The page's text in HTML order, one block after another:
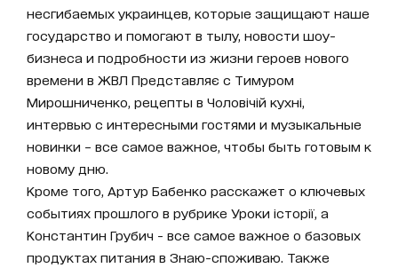
несгибаемых украинцев, которые защищают наше
государство и помогают в тылу, новости шоу-
бизнеса и подробности из жизни героев нового
времени в ЖВЛ Представляє с Тимуром
Мирошниченко, рецепты в Чоловічій кухні,
интервью с интересными гостями и музыкальные
новинки – все самое важное, чтобы быть готовым к
новому дню.
Кроме того, Артур Бабенко расскажет о ключевых
событиях прошлого в рубрике Уроки історії, а
Константин Грубич - все самое важное о базовых
продуктах питания в Знаю-споживаю. Также